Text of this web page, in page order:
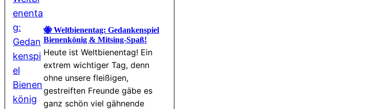
🐝 Weltbienentag: Gedankenspiel
Bienenkönig & Mitsing-Spaß!
Heute ist Weltbienentag! Ein
extrem wichtiger Tag, denn
ohne unsere fleißigen,
gestreiften Freunde gäbe es
ganz schön viel gähnende